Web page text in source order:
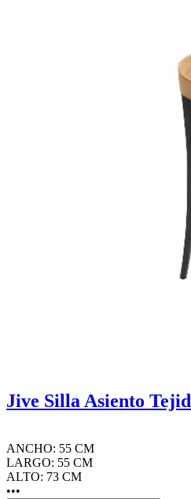
Jive Silla Asiento
ANCHO: 55 CM
LARGO: 55 CM
ALTO: 73 CM
•••